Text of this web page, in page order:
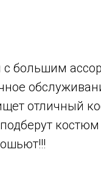
большим
отличный